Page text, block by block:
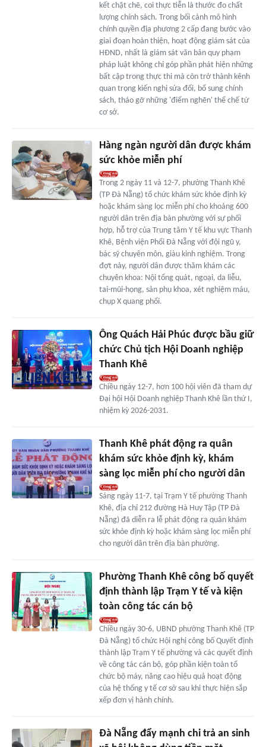
kết chặt chẽ, coi thực tiễn là thước đo chất
lượng chính sách. Trong bối cảnh mô hình
chính quyền địa phương 2 cấp đang bước vào
giai đoạn hoàn thiện, hoạt động giám sát của
HĐND, nhất là giám sát văn bản quy phạm
pháp luật không chỉ góp phần phát hiện những
bất cập trong thực thi mà còn trở thành kênh
quan trọng kiến nghị sửa đổi, bổ sung chính
sách, tháo gỡ những 'điểm nghẽn' thể chế từ
cơ sở.
Hàng ngàn người dân được khám
sức khỏe miễn phí
Trong 2 ngày 11 và 12-7, phường Thanh Khê
(TP Đà Nẵng) tổ chức khám sức khỏe định kỳ
hoặc khám sàng lọc miễn phí cho khoảng 600
người dân trên địa bàn phường với sự phối
hợp, hỗ trợ của Trung tâm Y tế khu vực Thanh
Khê, Bệnh viện Phổi Đà Nẵng với đội ngũ y,
bác sỹ chuyên môn, giàu kinh nghiệm. Trong
đợt này, người dân được thăm khám các
chuyên khoa: Nội tổng quát, ngoại, da liễu,
tai-mũi-họng, sản phụ khoa, xét nghiệm máu,
chụp X quang phổi.
Ông Quách Hải Phúc được bầu giữ
chức Chủ tịch Hội Doanh nghiệp
Thanh Khê
Chiều ngày 12-7, hơn 100 hội viên đã tham dự
Đại hội Hội Doanh nghiệp Thanh Khê lần thứ I,
nhiệm kỳ 2026-2031.
Thanh Khê phát động ra quân
khám sức khỏe định kỳ, khám
sàng lọc miễn phí cho người dân
Sáng ngày 11-7, tại Trạm Y tế phường Thanh
Khê, địa chỉ 212 đường Hà Huy Tập (TP Đà
Nẵng) đã diễn ra lễ phát động ra quân khám
sức khỏe định kỳ hoặc khám sàng lọc miễn phí
cho người dân trên địa bàn phường.
Phường Thanh Khê công bố quyết
định thành lập Trạm Y tế và kiện
toàn công tác cán bộ
Chiều ngày 30-6, UBND phường Thanh Khê (TP
Đà Nẵng) tổ chức Hội nghị công bố Quyết định
thành lập Trạm Y tế phường và các quyết định
về công tác cán bộ, góp phần kiện toàn tổ
chức bộ máy, nâng cao hiệu quả hoạt động
của hệ thống y tế cơ sở sau khi thực hiện sắp
xếp đơn vị hành chính.
Đà Nẵng đẩy mạnh chi trả an sinh